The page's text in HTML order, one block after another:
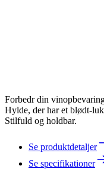
Forbedr din
Hylde, der har et blødt-
Stilfuld og holdbar.
Se produktdetaljer
Se specifikationer